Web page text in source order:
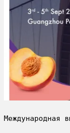
Международная